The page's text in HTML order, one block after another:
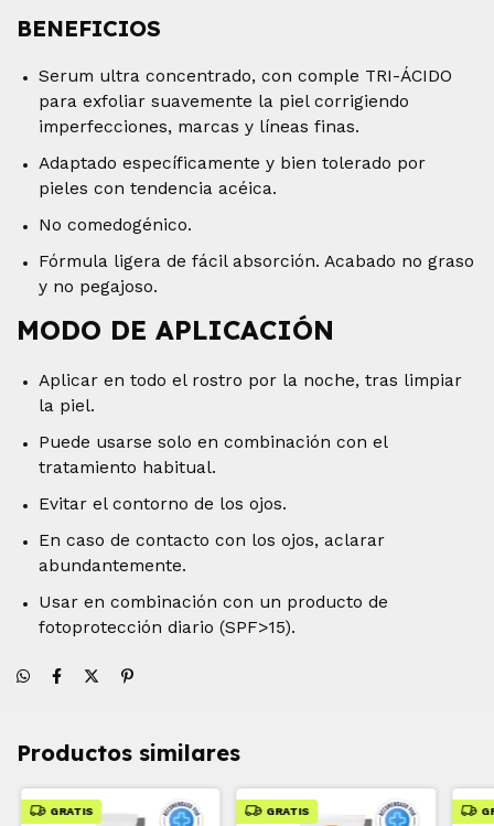
BENEFICIOS
Serum ultra concentrado, con comple TRI-ÁCIDO
para exfoliar suavemente la piel corrigiendo
imperfecciones, marcas y líneas finas.
Adaptado específicamente y bien tolerado por
pieles con tendencia acéica.
No comedogénico.
Fórmula ligera de fácil absorción. Acabado no graso
y no pegajoso.
MODO DE APLICACIÓN
Aplicar en todo el rostro por la noche, tras limpiar
la piel.
Puede usarse solo en combinación con el
tratamiento habitual.
Evitar el contorno de los ojos.
En caso de contacto con los ojos, aclarar
abundantemente.
Usar en combinación con un producto de
fotoprotección diario (SPF>15).
Productos similares
GRATIS GRATIS